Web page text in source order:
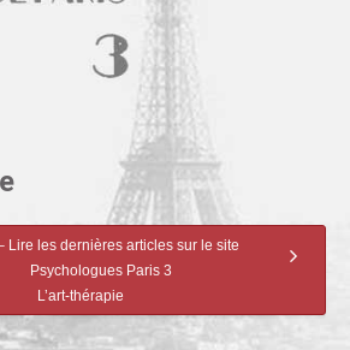
Lire les dernières articles sur le site
Psychologues Paris 3
L’art-thérapie